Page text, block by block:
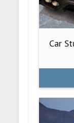
Car